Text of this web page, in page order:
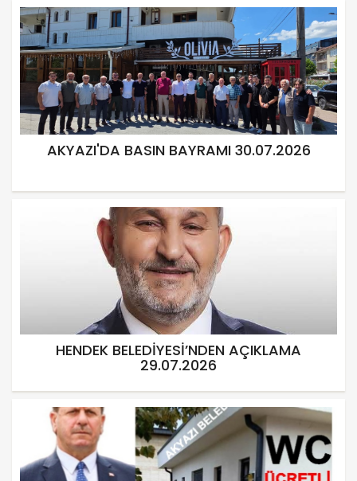
AKYAZI'DA BASIN BAYRAMI 30.07.2026
HENDEK BELEDİYESİ’NDEN AÇIKLAMA
29.07.2026